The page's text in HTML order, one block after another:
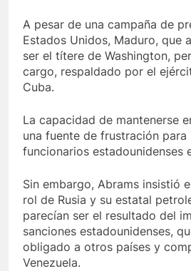
A pesar de una campaña de
Estados Unidos, Maduro, que
ser el títere de Washington,
cargo, respaldado por el
Cuba.
La capacidad de mantenerse
una fuente de frustración para
funcionarios estadounidenses
Sin embargo, Abrams insistió
rol de Rusia y su estatal
parecían ser el resultado del
sanciones estadounidenses,
obligado a otros países y
Venezuela.